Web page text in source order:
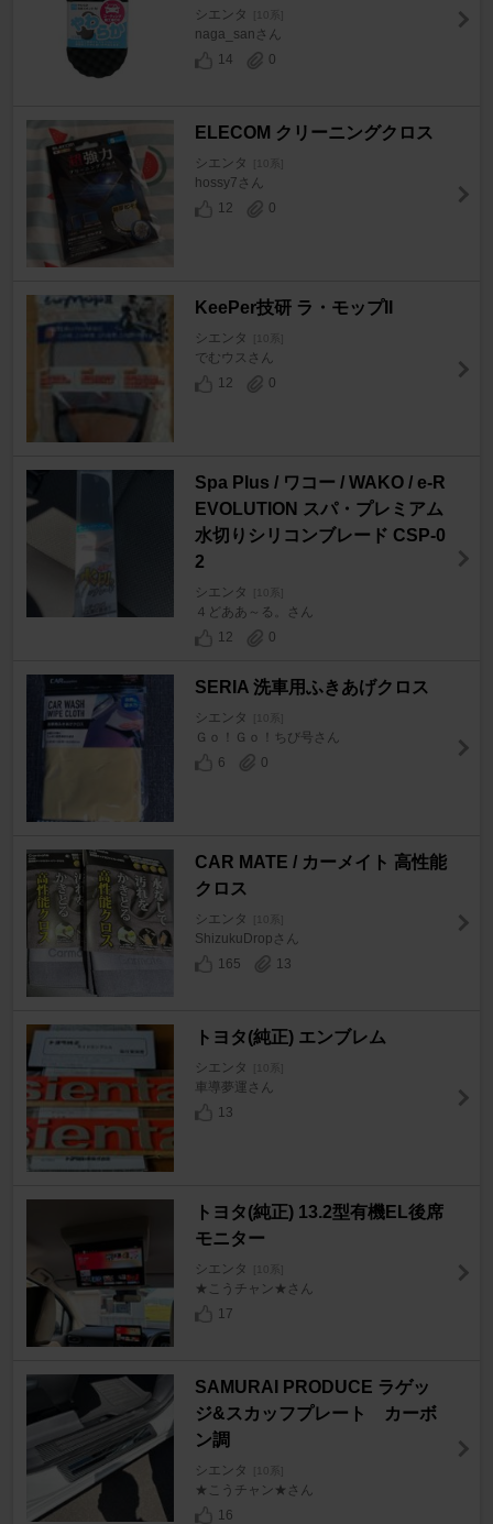
シエンタ [10系]
naga_sanさん
14
0
ELECOM クリーニングクロス
シエンタ [10系]
hossy7さん
12
0
KeePer技研 ラ・モップII
シエンタ [10系]
でむウスさん
12
0
Spa Plus / ワコー / WAKO / e-R
EVOLUTION スパ・プレミアム
水切りシリコンブレード CSP-0
2
シエンタ [10系]
４どああ～る。さん
12
0
SERIA 洗車用ふきあげクロス
シエンタ [10系]
Ｇｏ！Ｇｏ！ちび号さん
6
0
CAR MATE / カーメイト 高性能
クロス
シエンタ [10系]
ShizukuDropさん
165
13
トヨタ(純正) エンブレム
シエンタ [10系]
車導夢運さん
13
トヨタ(純正) 13.2型有機EL後席
モニター
シエンタ [10系]
★こうチャン★さん
17
SAMURAI PRODUCE ラゲッ
ジ&スカッフプレート カーボ
ン調
シエンタ [10系]
★こうチャン★さん
16